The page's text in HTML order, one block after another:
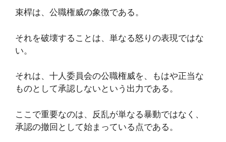
束桿は、公職権威の象徴である。
それを破壊することは、単なる怒りの表現ではな
い。
それは、十人委員会の公職権威を、もはや正当な
ものとして承認しないという出力である。
ここで重要なのは、反乱が単なる暴動ではなく、
承認の撤回として始まっている点である。